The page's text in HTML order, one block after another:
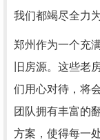
我们都竭尽全力
郑州作为一个充
旧房源。这些老
们用心对待，将
团队拥有丰富的
方案，使得每一